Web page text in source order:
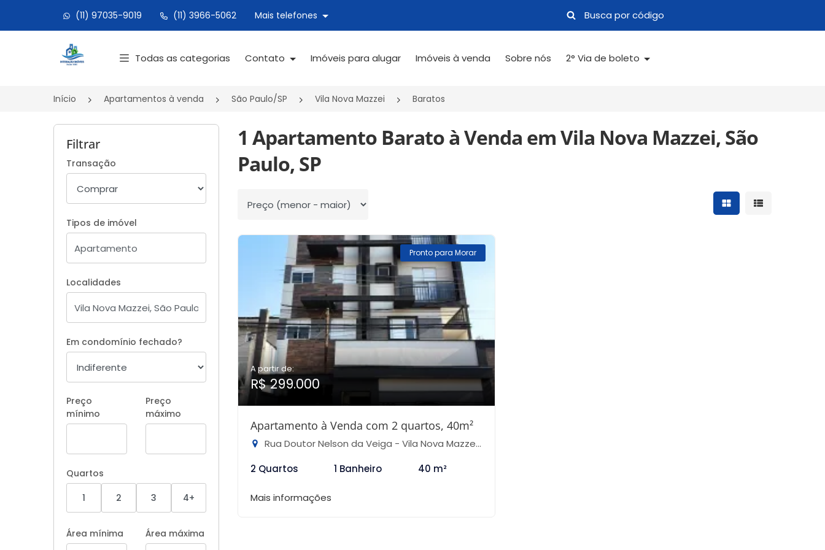
(11) 97035-9019 (11) 3966-5062 Mais telefones
Página inicial
Todas as categorias Contato Imóveis para alugar Imóveis à venda Sobre nós 2° Via de boleto
Início Apartamentos à venda São Paulo/SP Vila Nova Mazzei Baratos
Filtrar
Transação
Tipos de imóvel
Localidades
Em condomínio fechado?
Preço
mínimo
Preço
máximo
Quartos
1
2 3 4+
Área mínima Área máxima
1 Apartamento Barato à Venda em Vila Nova Mazzei, São
Paulo, SP
Ordenar por Mostrar resultados
Mostrar
Pronto para Morar
A partir de:
R$ 299.000
Apartamento à Venda com 2 quartos, 40m²
Rua Doutor Nelson da Veiga - Vila Nova Mazzei, São Paulo-SP
2 Quartos
1 Banheiro 40 m²
Mais informações